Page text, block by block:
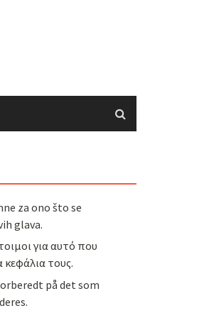
za ono što se
glava.
για αυτό που
τους.
på det som